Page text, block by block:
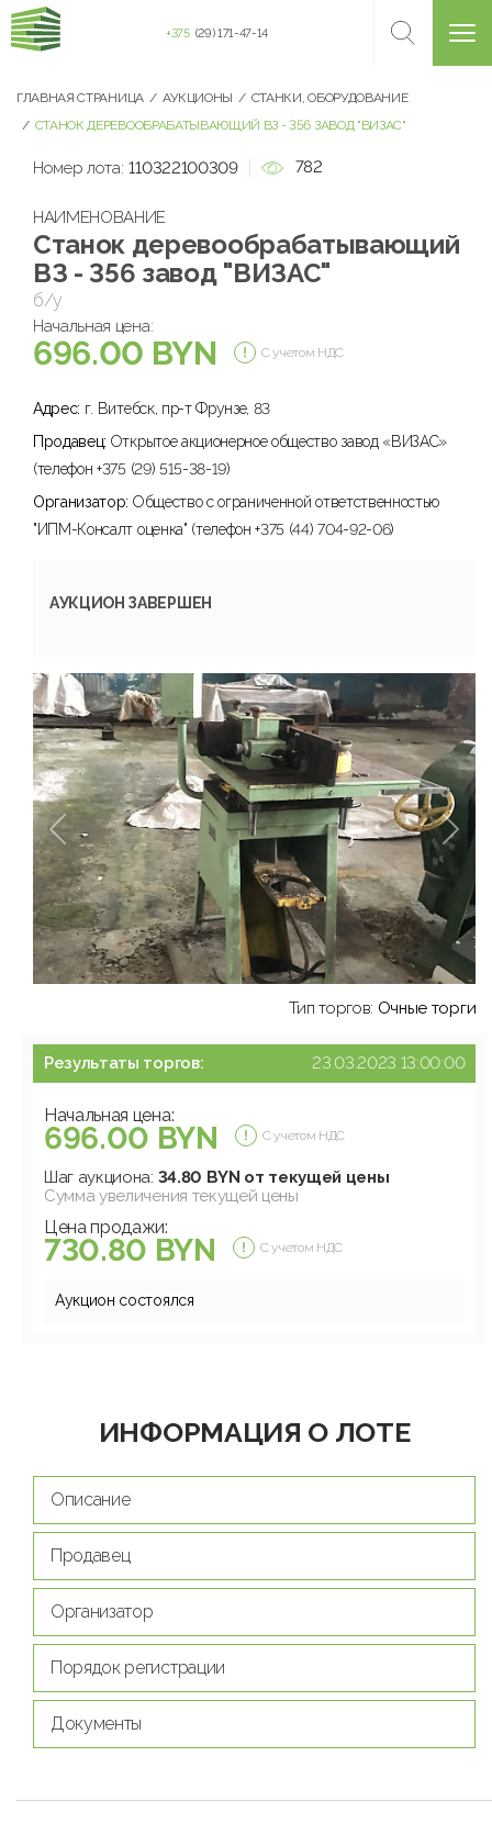
+375 (29) 171-47-14
ГЛАВНАЯ СТРАНИЦА АУКЦИОНЫ
СТАНКИ, ОБОРУДОВАНИЕ
СТАНОК ДЕРЕВООБРАБАТЫВАЮЩИЙ ВЗ - 356 ЗАВОД "ВИЗАС"
Номер лота: 110322100309 782
НАИМЕНОВАНИЕ
Станок деревообрабатывающий
ВЗ - 356 завод "ВИЗАС"
б/у
Начальная цена:
696.00 BYN С учетом НДС
Адрес: г. Витебск, пр-т Фрунзе, 83
Продавец: Открытое акционерное общество завод «ВИЗАС»
(телефон +375 (29) 515-38-19)
Организатор: Общество с ограниченной ответственностью
"ИПМ-Консалт оценка" (телефон +375 (44) 704-92-06)
АУКЦИОН ЗАВЕРШЕН
Тип торгов: Очные торги
Результаты торгов: 23.03.2023 13:00:00
Начальная цена:
696.00 BYN С учетом НДС
Шаг аукциона: 34.80 BYN от текущей цены
Сумма увеличения текущей цены
Цена продажи:
730.80 BYN С учетом НДС
Аукцион состоялся
ИНФОРМАЦИЯ О ЛОТЕ
Описание
Продавец
Организатор
Порядок регистрации
Документы